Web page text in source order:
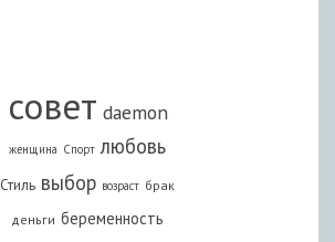
совет daemon
женщина Спорт любовь
Стиль выбор возраст брак
деньги беременность